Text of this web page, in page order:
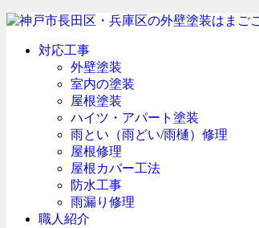
対応工事
外壁塗装
室内の塗装
屋根塗装
ハイツ・アパート塗装
雨とい（雨どい/雨樋）修理
屋根修理
屋根カバー工法
防水工事
雨漏り修理
職人紹介